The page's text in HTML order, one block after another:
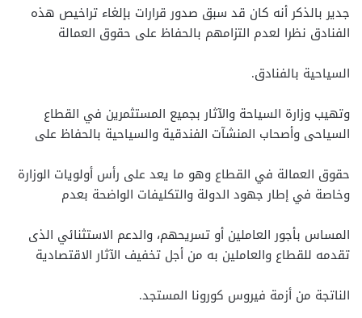
جدير بالذكر أنه كان قد سبق صدور قرارات بإلغاء تراخيص هذه
الفنادق نظرا لعدم التزامهم بالحفاظ على حقوق العمالة
السياحية بالفنادق.
وتهيب وزارة السياحة والآثار بجميع المستثمرين في القطاع
السياحى وأصحاب المنشآت الفندقية والسياحية بالحفاظ على
حقوق العمالة في القطاع وهو ما يعد على رأس أولويات الوزارة
وخاصة في إطار جهود الدولة والتكليفات الواضحة بعدم
المساس بأجور العاملين أو تسريحهم، والدعم الاستثنائي الذى
تقدمه للقطاع والعاملين به من أجل تخفيف الآثار الاقتصادية
الناتجة من أزمة فيروس كورونا المستجد.